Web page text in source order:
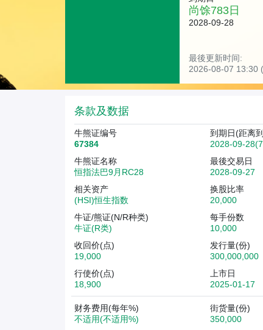
尚馀783日
2028-09-28
最後更新时间:
2026-08-07 13:30
条款及数据
牛熊证编号
67384
到期日(距离
2028-09-
牛熊证名称
恒指法巴9月RC28
最後交易日
2028-09-27
相关资产
(HSI)恒生指数
换股比率
20,000
牛证/熊证(N/R种类)
牛证(R类)
每手份数
10,000
收回价(点)
19,000
发行量(份)
300,000,000
行使价(点)
18,900
上市日
2025-01-17
财务费用(每年%)
不适用(不适用%)
街货量(份)
350,000